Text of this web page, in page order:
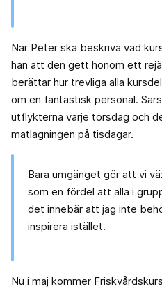
När Peter ska beskriva vad
han att den gett honom ett
berättar hur trevliga alla
om en fantastisk personal.
utflykterna varje torsdag och
matlagningen på tisdagar.
Bara umgänget gör att vi
som en fördel att alla i
det innebär att jag inte
inspirera istället.
Nu i maj kommer